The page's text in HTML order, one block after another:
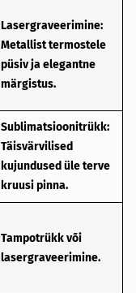
Lasergraveerimine:
Metallist termostele
püsiv ja elegantne
märgistus.
Sublimatsioonitrükk:
Täisvärvilised
kujundused üle terve
kruusi pinna.
Tampotrükk või
lasergraveerimine.